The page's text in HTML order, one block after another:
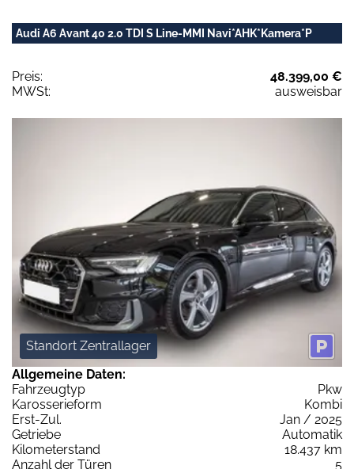
Audi A6 Avant 40 2.0 TDI S Line-MMI Navi*AHK*Kamera*P
Preis:
48.399,00 €
MWSt:
ausweisbar
Standort Zentrallager
Allgemeine Daten:
Fahrzeugtyp
Pkw
Karosserieform
Kombi
Erst-Zul.
Jan / 2025
Getriebe
Automatik
Kilometerstand
18.437 km
Anzahl der Türen
5